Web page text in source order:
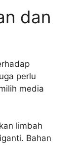
dan
perlu
media
limbah
Bahan